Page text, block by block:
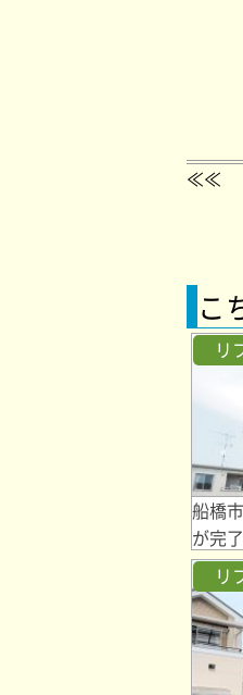
≪≪
こ
リ
船橋
が完
リ